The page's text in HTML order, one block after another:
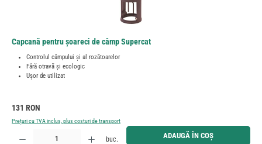
Capcană pentru șoareci de câmp Supercat
Controlul câmpului și al rozătoarelor
Fără otravă și ecologic
Ușor de utilizat
Preț obișnuit:
131 RON
Prețuri cu TVA inclus, plus costuri de transport
Cantitate produs: Introduceți cantitatea dorită sau utilizați butoanele pentru a mări sau micșora
buc. ADAUGĂ ÎN COȘ